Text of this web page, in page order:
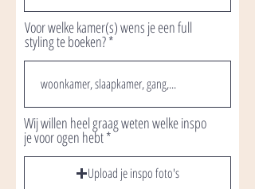
Voor welke kamer(s) wens je een full
styling te boeken?
Wij willen heel graag weten welke inspo
je voor ogen hebt
Upload je inspo foto's